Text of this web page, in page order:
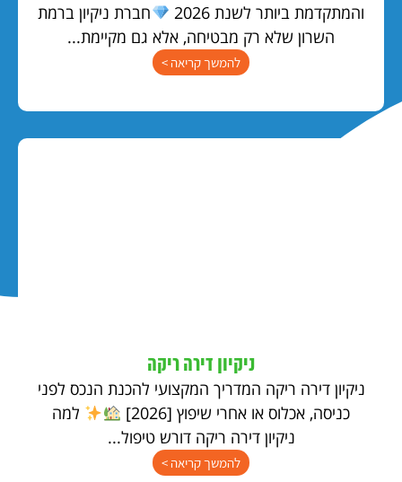
והמתקדמת ביותר לשנת 2026
חברת ניקיון ברמת
השרון שלא רק מבטיחה, אלא גם מקיימת...
להמשך קריאה >
ניקיון דירה ריקה
ניקיון דירה ריקה המדריך המקצועי להכנת הנכס לפני
כניסה, אכלוס או אחרי שיפוץ [2026]
למה
ניקיון דירה ריקה דורש טיפול...
להמשך קריאה >